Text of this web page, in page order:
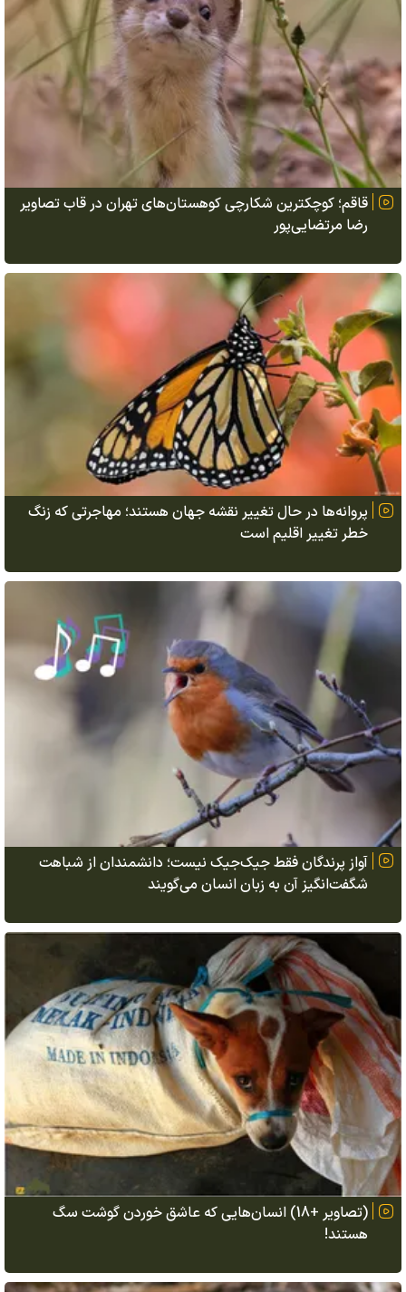
قاقم؛ کوچکترین شکارچی کوهستان‌های تهران در قاب تصاویر
رضا مرتضایی‌پور
پروانه‌ها در حال تغییر نقشه جهان هستند؛ مهاجرتی که زنگ
خطر تغییر اقلیم است
آواز پرندگان فقط جیک‌جیک نیست؛ دانشمندان از شباهت
شگفت‌انگیز آن به زبان انسان می‌گویند
(تصاویر +18) انسان‌هایی که عاشق خوردن گوشت سگ
هستند!